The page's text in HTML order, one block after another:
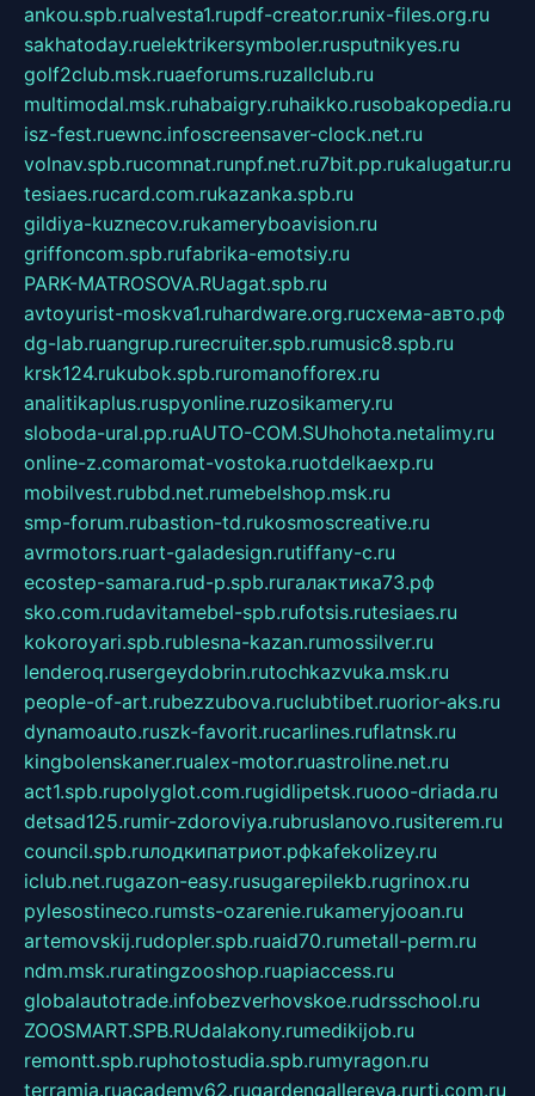
ankou.spb.rualvesta1.rupdf-creator.runix-files.org.ru
sakhatoday.ruelektrikersymboler.rusputnikyes.ru
golf2club.msk.ruaeforums.ruzallclub.ru
multimodal.msk.ruhabaigry.ruhaikko.rusobakopedia.ru
isz-fest.ruewnc.infoscreensaver-clock.net.ru
volnav.spb.rucomnat.runpf.net.ru7bit.pp.rukalugatur.ru
tesiaes.rucard.com.rukazanka.spb.ru
gildiya-kuznecov.rukameryboavision.ru
griffoncom.spb.rufabrika-emotsiy.ru
PARK-MATROSOVA.RUagat.spb.ru
avtoyurist-moskva1.ruhardware.org.ruсхема-авто.рф
dg-lab.ruangrup.rurecruiter.spb.rumusic8.spb.ru
krsk124.rukubok.spb.ruromanofforex.ru
analitikaplus.ruspyonline.ruzosikamery.ru
sloboda-ural.pp.ruAUTO-COM.SUhohota.netalimy.ru
online-z.comaromat-vostoka.ruotdelkaexp.ru
mobilvest.rubbd.net.rumebelshop.msk.ru
smp-forum.rubastion-td.rukosmoscreative.ru
avrmotors.ruart-galadesign.rutiffany-c.ru
ecostep-samara.rud-p.spb.ruгалактика73.рф
sko.com.rudavitamebel-spb.rufotsis.rutesiaes.ru
kokoroyari.spb.rublesna-kazan.rumossilver.ru
lenderoq.rusergeydobrin.rutochkazvuka.msk.ru
people-of-art.rubezzubova.ruclubtibet.ruorior-aks.ru
dynamoauto.ruszk-favorit.rucarlines.ruflatnsk.ru
kingbolenskaner.rualex-motor.ruastroline.net.ru
act1.spb.rupolyglot.com.rugidlipetsk.ruooo-driada.ru
detsad125.rumir-zdoroviya.rubruslanovo.rusiterem.ru
council.spb.ruлодкипатриот.рфkafekolizey.ru
iclub.net.rugazon-easy.rusugarepilekb.rugrinox.ru
pylesostineco.rumsts-ozarenie.rukameryjooan.ru
artemovskij.rudopler.spb.ruaid70.rumetall-perm.ru
ndm.msk.ruratingzooshop.ruapiaccess.ru
globalautotrade.infobezverhovskoe.rudrsschool.ru
ZOOSMART.SPB.RUdalakony.rumedikijob.ru
remontt.spb.ruphotostudia.spb.rumyragon.ru
terramia.ruacademy62.rugardengallereya.rurti.com.ru